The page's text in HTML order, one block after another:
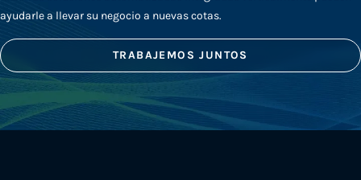
ayudarle a llevar su negocio a nuevas cotas.
TRABAJEMOS JUNTOS